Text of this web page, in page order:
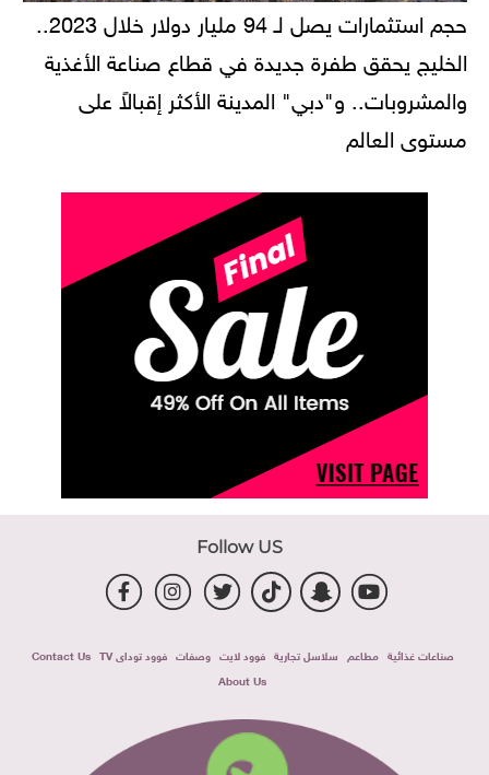
حجم استثمارات يصل لـ 94 مليار دولار خلال 2023..
الخليج يحقق طفرة جديدة في قطاع صناعة الأغذية
والمشروبات.. و"دبي" المدينة الأكثر إقبالاً على
مستوى العالم
Follow US
صناعات غذائية مطاعم سلاسل تجارية فوود لايت وصفات فوود توداى TV
Contact Us
About Us